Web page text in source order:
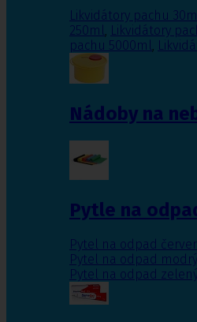
Likvidátory pachu
250ml, Likvidátory
pachu 5000ml,
Nádoby na
Pytle na
Pytel na odpad
Pytel na odpad modrý
Pytel na odpad